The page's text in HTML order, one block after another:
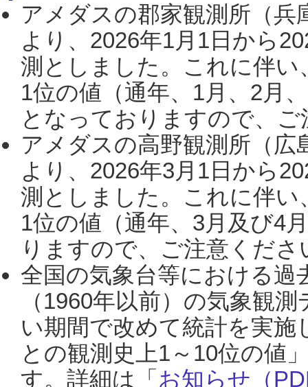
アメダスの郡家観測所（
より、2026年1月1日から
測としました。これに伴い
1位の値（通年、1月、2月
となっておりますので、
アメダスの高野観測所（
より、2026年3月1日から
測としました。これに伴い
1位の値（通年、3月及び4
りますので、ご注意くだ
全国の気象台等における過
（1960年以前）の気象観
い期間で改めて統計を実
との観測史上1～10位の値
す。詳細は「 お知らせ（